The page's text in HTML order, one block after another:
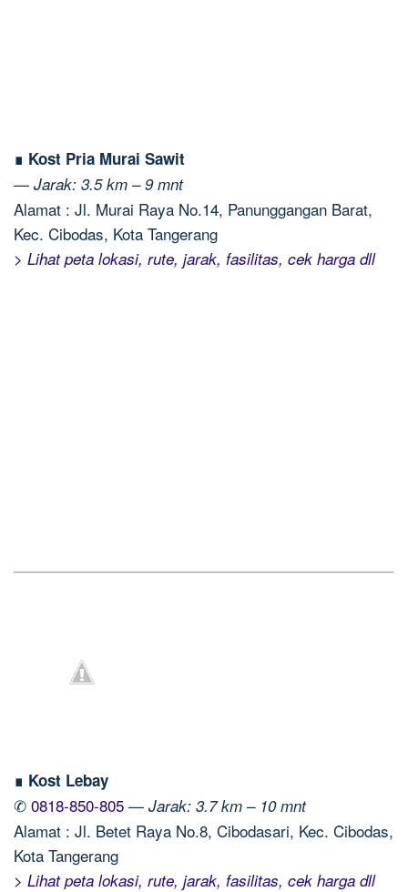
∎ Kost Pria Murai Sawit
— Jarak: 3.5 km – 9 mnt
Alamat : Jl. Murai Raya No.14, Panunggangan Barat,
Kec. Cibodas, Kota Tangerang
> Lihat peta lokasi, rute, jarak, fasilitas, cek harga dll
∎ Kost Lebay
✆ 0818-850-805 — Jarak: 3.7 km – 10 mnt
Alamat : Jl. Betet Raya No.8, Cibodasari, Kec. Cibodas,
Kota Tangerang
> Lihat peta lokasi, rute, jarak, fasilitas, cek harga dll